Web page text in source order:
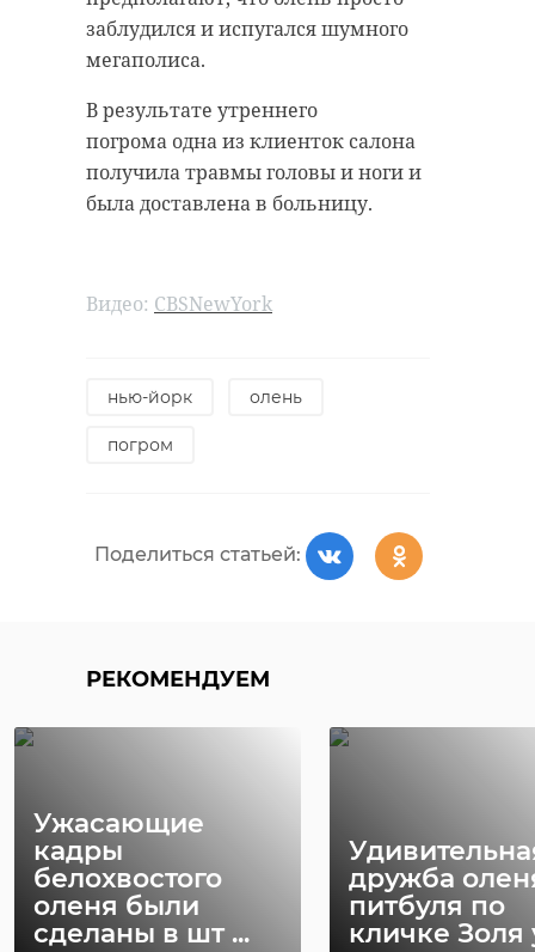
заблудился и испугался шумного
мегаполиса.
В результате утреннего
погрома одна из клиенток салона
получила травмы головы и ноги и
была доставлена в больницу.
Видео: CBSNewYork
нью-йорк олень
погром
Поделиться статьей:
РЕКОМЕНДУЕМ
Ужасающие
кадры
белохвостого
оленя были
сделаны в шт ...
дружба
питбуля по
кличке Золя
Петербурга
восстанавливает
старинную финск
реликвию
века